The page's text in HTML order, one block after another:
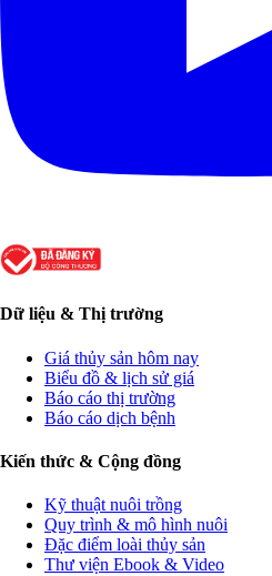
Dữ liệu & Thị trường
Giá thủy sản hôm nay
Biểu đồ & lịch sử giá
Báo cáo thị trường
Báo cáo dịch bệnh
Kiến thức & Cộng đồng
Kỹ thuật nuôi trồng
Quy trình & mô hình nuôi
Đặc điểm loài thủy sản
Thư viện Ebook & Video